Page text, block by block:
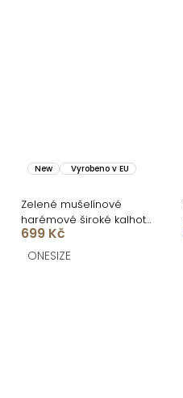
New Vyrobeno v EU
Zelené mušelínové
harémové široké kalhoty
PIREUSA
699 Kč
ONESIZE